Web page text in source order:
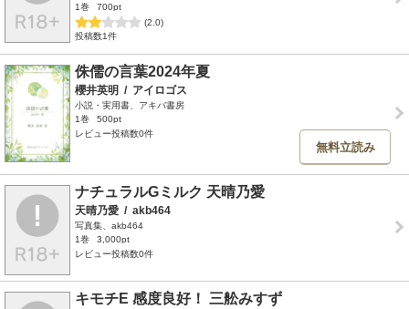
1巻
700pt
(2.0)
投稿数1件
侏儒の言葉2024年夏
櫻井英明 / アイロゴス
小説・実用書、アキバ書房
1巻
500pt
レビュー投稿数0件
無料立読み
ナチュラルGミルク 天晴乃愛
天晴乃愛 / akb464
写真集、akb464
1巻
3,000pt
レビュー投稿数0件
キモチE 感度良好！ 三舩みすず